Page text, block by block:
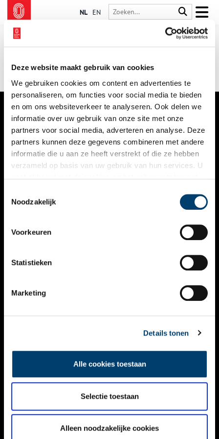
Deze website maakt gebruik van cookies
We gebruiken cookies om content en advertenties te
personaliseren, om functies voor social media te bieden
en om ons websiteverkeer te analyseren. Ook delen we
informatie over uw gebruik van onze site met onze
partners voor social media, adverteren en analyse. Deze
partners kunnen deze gegevens combineren met andere
informatie die u aan ze heeft verstrekt of die ze hebben
verzameld op basis van uw gebruik van hun services. U
Noodzakelijk
Voorkeuren
Statistieken
Marketing
Details tonen
Alle cookies toestaan
Selectie toestaan
Alleen noodzakelijke cookies
NL EN
VERHALEN
NIEUWS
KALENDER
ACTIVITEITEN
NIEUWSBRIEF
DISCLAIMER
TOEGANKELIJKHEID
Volg ONH op social media